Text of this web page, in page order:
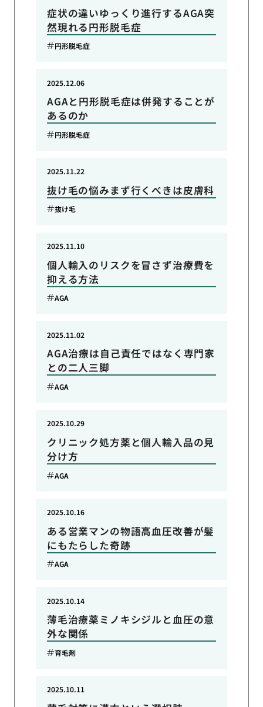
症状の違いゆっくり進行するAGA突
然現れる円形脱毛症
円形脱毛症
AGAと円形脱毛症は併発することが
あるのか
2025.12.06
円形脱毛症
抜け毛の悩みまず行くべきは皮膚科
2025.11.22
抜け毛
個人輸入のリスクを冒さず治療費を
抑える方法
2025.11.10
AGA
AGA治療は自己責任ではなく専門家
との二人三脚
2025.11.02
AGA
クリニック処方薬と個人輸入品の見
分け方
2025.10.29
AGA
ある営業マンの物語高血圧改善が髪
にもたらした奇跡
2025.10.16
AGA
薄毛治療薬ミノキシジルと血圧の意
外な関係
2025.10.14
育毛剤
2025.10.11